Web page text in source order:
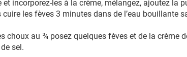
incorporez-les à la crème, mélangez, ajoutez la
les fèves 3 minutes dans de l’eau
choux au ¾ posez quelques fèves et de la crème
sel.